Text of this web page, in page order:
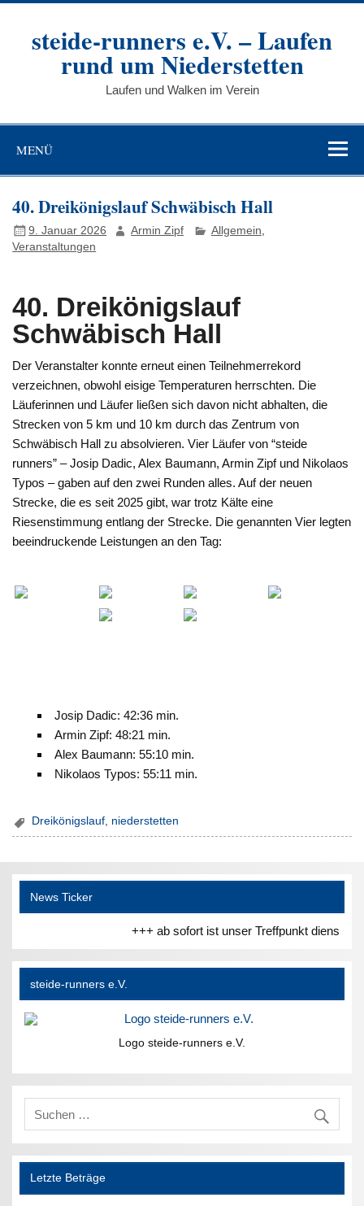
Zum
steide-runners e.V. – Laufen
rund um Niederstetten
Laufen und Walken im Verein
MENÜ
40. Dreikönigslauf Schwäbisch Hall
9. Januar 2026 Armin Zipf Allgemein
Veranstaltungen
40. Dreikönigslauf
Schwäbisch Hall
Der Veranstalter konnte erneut einen Teilnehmerrekord
verzeichnen, obwohl eisige Temperaturen herrschten. Die
Läuferinnen und Läufer ließen sich davon nicht abhalten, die
Strecken von 5 km und 10 km durch das Zentrum von
Schwäbisch Hall zu absolvieren. Vier Läufer von “steide
runners” – Josip Dadic, Alex Baumann, Armin Zipf und Nikolaos
Typos – gaben auf den zwei Runden alles. Auf der neuen
Strecke, die es seit 2025 gibt, war trotz Kälte eine
Riesenstimmung entlang der Strecke. Die genannten Vier legten
beeindruckende Leistungen an den Tag:
Josip Dadic: 42:36 min.
Armin Zipf: 48:21 min.
Alex Baumann: 55:10 min.
Nikolaos Typos: 55:11 min.
Dreikönigslauf, niederstetten
News Ticker
+++ ab sofort ist unser Treffpunkt
steide-runners e.V.
Logo steide-runners e.V.
Letzte Beträge